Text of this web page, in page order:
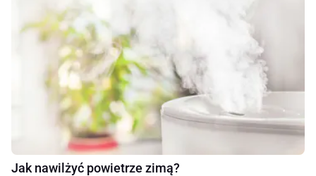
Jak nawilżyć powietrze zimą?